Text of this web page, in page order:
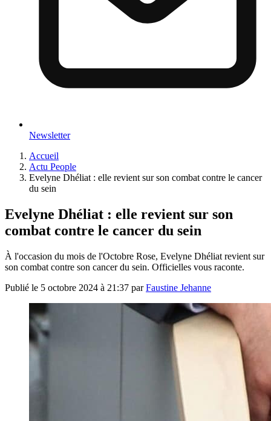
Newsletter
Accueil
Actu People
Evelyne Dhéliat : elle revient sur son combat contre le cancer
du sein
Evelyne Dhéliat : elle revient sur son
combat contre le cancer du sein
À l'occasion du mois de l'Octobre Rose, Evelyne Dhéliat revient sur
son combat contre son cancer du sein. Officielles vous raconte.
Publié le 5 octobre 2024 à 21:37 parFaustine Jehanne